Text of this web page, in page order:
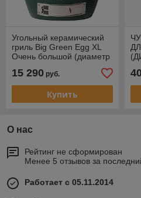
Угольный керамический
гриль Big Green Egg XL
Очень большой (диаметр
15 290 руб.
Купить
О нас
Рейтинг не сформирован
Менее 5 отзывов за
Работает с 05.11.2014